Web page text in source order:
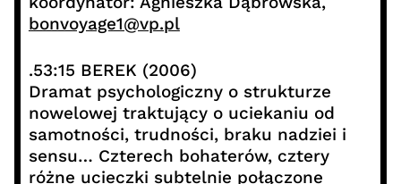
bonvoyage1@vp.pl
.53:15 BEREK (2006)
Dramat psychologiczny o strukturze
nowelowej traktujący o uciekaniu od
samotności, trudności, braku nadziei i
sensu… Czterech bohaterów, cztery
różne ucieczki subtelnie połączone